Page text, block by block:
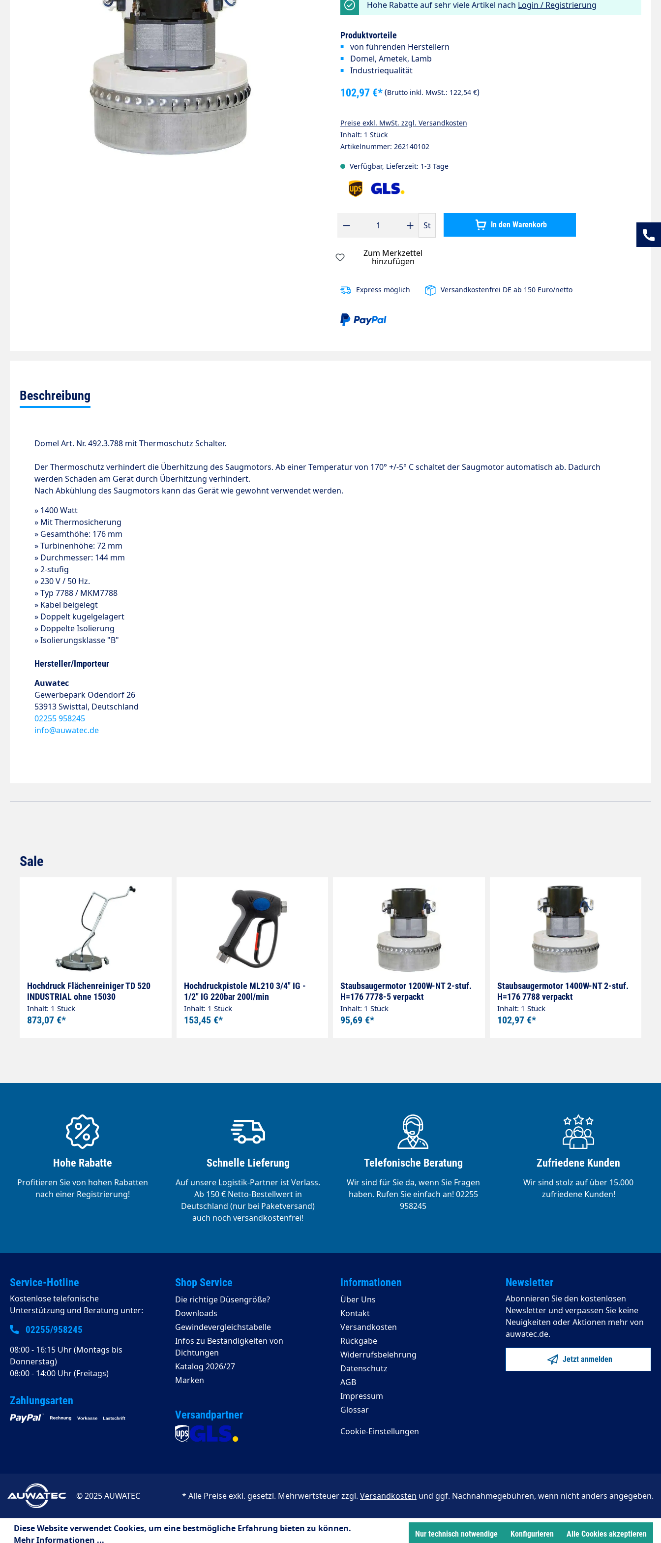
Hohe Rabatte auf sehr viele Artikel nach Login / Registrierung
Produktvorteile
von führenden Herstellern
Domel, Ametek, Lamb
Industriequalität
102,97 €*(Brutto inkl. MwSt.: 122,54 €)
Preise exkl. MwSt. zzgl. Versandkosten
Inhalt: 1 Stück
Artikelnummer: 262140102
Verfügbar, Lieferzeit: 1-3 Tage
Produkt Anzahl: Gib den gewünschten Wert ein oder benutze die Schaltflächen um die Anzahl zu
St In den Warenkorb
Zum Merkzettel
hinzufügen
Express möglich Versandkostenfrei DE ab 150 Euro/netto
Beschreibung
Domel Art. Nr. 492.3.788 mit Thermoschutz Schalter.
Der Thermoschutz verhindert die Überhitzung des Saugmotors. Ab einer Temperatur von 170° +/-5° C schaltet der Saugmotor automatisch ab. Dadurch
werden Schäden am Gerät durch Überhitzung verhindert.
Nach Abkühlung des Saugmotors kann das Gerät wie gewohnt verwendet werden.
» 1400 Watt
» Mit Thermosicherung
» Gesamthöhe: 176 mm
»Turbinenhöhe: 72 mm
» Durchmesser: 144 mm
»2-stufig
»230 V/ 50 Hz.
»Typ 7788/ MKM7788
» Kabel beigelegt
» Doppelt kugelgelagert
» Doppelte Isolierung
»Isolierungsklasse "B"
Hersteller/Importeur
Auwatec
Gewerbepark Odendorf 26
53913 Swisttal, Deutschland
02255 958245
info@auwatec.de
Produktgalerie überspringen
Sale
Hochdruck Flächenreiniger TD 520
INDUSTRIAL ohne 15030
Inhalt: 1 Stück
873,07 €*
Hochdruckpistole ML210 3/4" IG -
1/2" IG 220bar 200l/min
Inhalt: 1 Stück
153,45 €*
Staubsaugermotor 1200W-NT 2-stuf.
H=176 7778-5 verpackt
Inhalt: 1 Stück
95,69 €*
Staubsaugermotor 1400W-NT 2-stuf.
H=176 7788 verpackt
Inhalt: 1 Stück
102,97 €*
Hohe Rabatte
Profitieren Sie von hohen Rabatten
nach einer Registrierung!
Schnelle Lieferung
Auf unsere Logistik-Partner ist Verlass.
Ab 150 € Netto-Bestellwert in
Deutschland (nur bei Paketversand)
auch noch versandkostenfrei!
Telefonische Beratung
Wir sind für Sie da, wenn Sie Fragen
haben. Rufen Sie einfach an! 02255
958245
Zufriedene Kunden
Wir sind stolz auf über 15.000
zufriedene Kunden!
Service-Hotline
Kostenlose telefonische
Unterstützung und Beratung unter:
02255/958245
08:00 - 16:15 Uhr (Montags bis
Donnerstag)
08:00 - 14:00 Uhr (Freitags)
Zahlungsarten
Shop Service
Die richtige Düsengröße?
Downloads
Gewindevergleichstabelle
Infos zu Beständigkeiten von
Dichtungen
Katalog 2026/27
Marken
Versandpartner
Informationen
Über Uns
Kontakt
Versandkosten
Rückgabe
Widerrufsbelehrung
Datenschutz
AGB
Impressum
Glossar
Cookie-Einstellungen
Newsletter
Abonnieren Sie den kostenlosen
Newsletter und verpassen Sie keine
Neuigkeiten oder Aktionen mehr von
auwatec.de.
Jetzt anmelden
© 2025 AUWATEC * Alle Preise exkl. gesetzl. Mehrwertsteuer zzgl. Versandkosten und ggf. Nachnahmegebühren, wenn nicht anders angegeben.
Diese Website verwendet Cookies, um eine bestmögliche Erfahrung bieten zu können.
Mehr Informationen ...
Nur technisch notwendige Konfigurieren Alle Cookies akzeptieren